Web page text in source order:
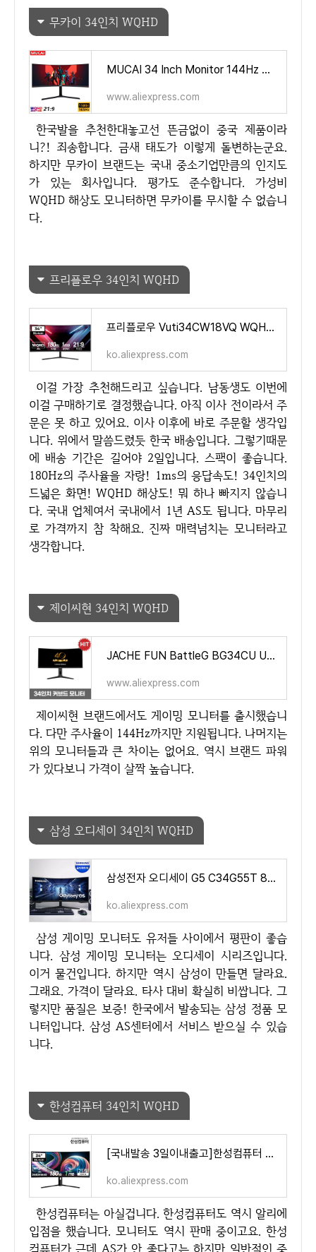
무카이 34인치 WQHD
MUCAI 34 Inch Monitor 144Hz MVA WQHD Desktop Wide Display 21:9 LED Gamer Computer Screen 1500R Curved DP/3440*1440 - AliExpress
www.aliexpress.com
한국발을 추천한대놓고선 뜬금없이 중국 제품이라
니?! 죄송합니다. 금새 태도가 이렇게 돌변하는군요.
하지만 무카이 브랜드는 국내 중소기업만큼의 인지도
가 있는 회사입니다. 평가도 준수합니다. 가성비
WQHD 해상도 모니터하면 무카이를 무시할 수 없습니
다.
프리플로우 34인치 WQHD
프리플로우 Vuti34CW18VQ WQHD 울트라와이드 커브드 리얼 180 게이밍 모니터 - AliExpress 7
ko.aliexpress.com
이걸 가장 추천해드리고 싶습니다. 남동생도 이번에
이걸 구매하기로 결정했습니다. 아직 이사 전이라서 주
문은 못 하고 있어요. 이사 이후에 바로 주문할 생각입
니다. 위에서 말씀드렸듯 한국 배송입니다. 그렇기때문
에 배송 기간은 길어야 2일입니다. 스팩이 좋습니다.
180Hz의 주사율을 자랑! 1ms의 응답속도! 34인치의
드넓은 화면! WQHD 해상도! 뭐 하나 빠지지 않습니
다. 국내 업체여서 국내에서 1년 AS도 됩니다. 마무리
로 가격까지 참 착해요. 진짜 매력넘치는 모니터라고
생각합니다.
제이씨현 34인치 WQHD
JACHE FUN BattleG BG34CU U-Care Curve 21:9 WQHD Ultra-Wide 34 Inch 144Hz Gaming Monitor Fit-Free - AliExpress 7
www.aliexpress.com
제이씨현 브랜드에서도 게이밍 모니터를 출시했습니
다. 다만 주사율이 144Hz까지만 지원됩니다. 나머지는
위의 모니터들과 큰 차이는 없어요. 역시 브랜드 파워
가 있다보니 가격이 살짝 높습니다.
삼성 오디세이 34인치 WQHD
삼성전자 오디세이 G5 C34G55T 86.4cm 21:9 165Hz 1ms 게이밍모니터 - AliExpress 7
ko.aliexpress.com
삼성 게이밍 모니터도 유저들 사이에서 평판이 좋습
니다. 삼성 게이밍 모니터는 오디세이 시리즈입니다.
이거 물건입니다. 하지만 역시 삼성이 만들면 달라요.
그래요. 가격이 달라요. 타사 대비 확실히 비쌉니다. 그
렇지만 품질은 보증! 한국에서 발송되는 삼성 정품 모
니터입니다. 삼성 AS센터에서 서비스 받으실 수 있습
니다.
한성컴퓨터 34인치 WQHD
[국내발송 3일이내출고]한성컴퓨터 TFG34Q14W 1500R 커브드 리얼 180 울트라와이드 게이밍 모니터 - Ali
ko.aliexpress.com
한성컴퓨터는 아실겁니다. 한성컴퓨터도 역시 알리에
입점을 했습니다. 모니터도 역시 판매 중이고요. 한성
컴퓨터가 근데 AS가 안 좋다고는 하지만 일반적인 중